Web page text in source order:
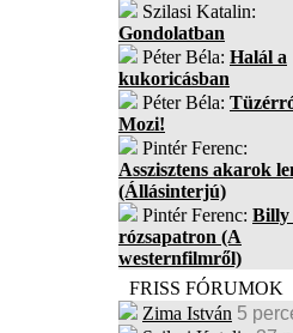
Szilasi Katalin:
Gondolatban
Péter Béla: Halál a
kukoricásban
Péter Béla:
Mozi!
Pintér Ferenc:
Asszisztens akarok
(Állásinterjú)
Pintér Ferenc: Billy
rózsapatron (A
westernfilmről)
FRISS FÓRUMOK
Zima István 5